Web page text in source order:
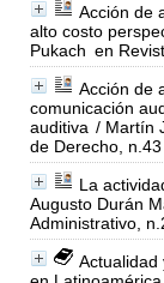
Acción de
alto costo
Pukach en
Acción de
comunicación
auditiva / Martín
de Derecho,
La
Augusto Durán
Administrativo,
Actualidad